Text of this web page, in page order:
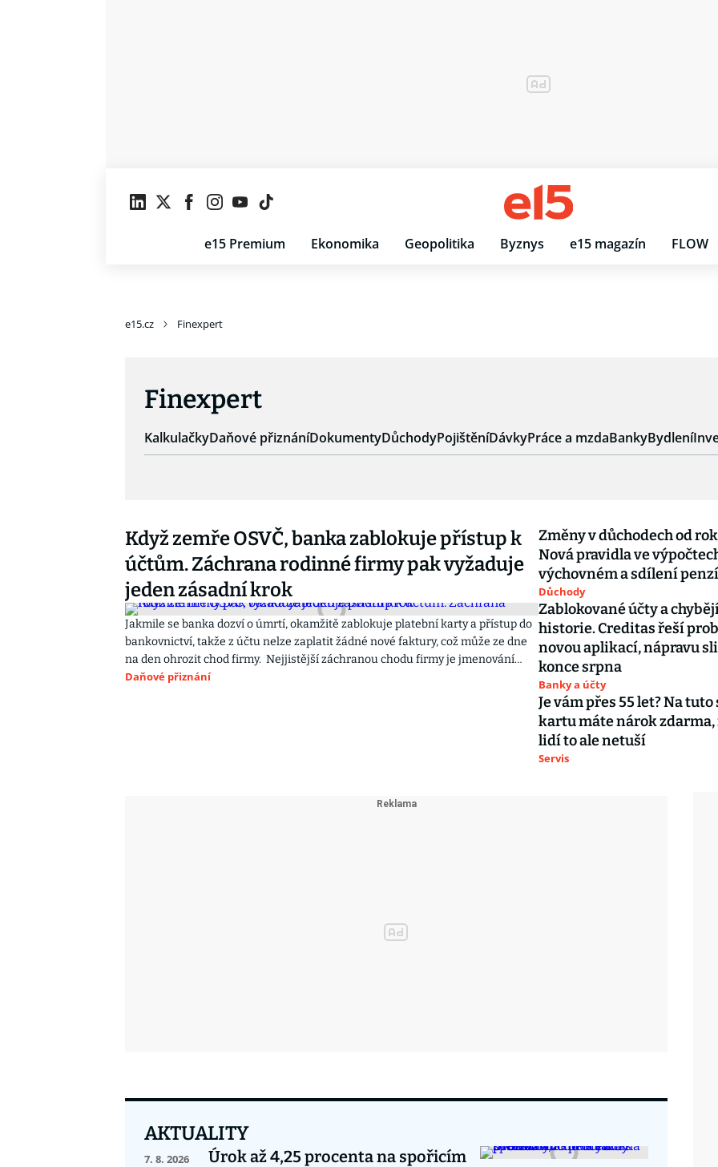
e15 Premium Ekonomika Geopolitika Byznys e15 magazín FLOW
e15.cz Finexpert
Finexpert
KalkulačkyDaňové přiznáníDokumentyDůchodyPojištěníDávkyPráce a mzdaBankyBydlení
Když zemře OSVČ, banka zablokuje přístup k
účtům. Záchrana rodinné firmy pak vyžaduje
jeden zásadní krok
Jakmile se banka dozví o úmrtí, okamžitě zablokuje platební karty a přístup do
bankovnictví, takže z účtu nelze zaplatit žádné nové faktury, což může ze dne
na den ohrozit chod firmy. Nejjistější záchranou chodu firmy je jmenování
správce pozůstalosti formou notářského zápisu ještě za života majitele.
Daňové přiznání
Změny v důchodech od
Nová pravidla ve
výchovném a sdílení penzí
Důchody
Zablokované účty a
historie. Creditas řeší
novou aplikací, nápravu
konce srpna
Banky a účty
Je vám přes 55 let? Na
kartu máte nárok zdarma,
lidí to ale netuší
Servis
AKTUALITY
7. 8. 2026
Úrok až 4,25 procenta na spořicím